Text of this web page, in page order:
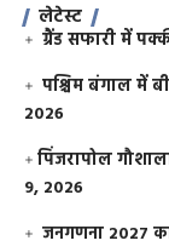
लेटेस्ट
ग्रैंड सफारी में
पश्चिम बंगाल में
2026
​पिंजरापोल
9, 2026
जनगणना 2027